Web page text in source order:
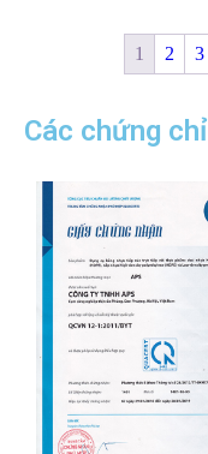
1 2 3
Các chứng chỉ